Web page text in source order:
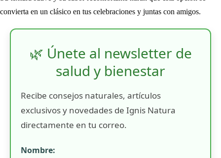
convierta en un clásico en tus celebraciones y juntas con amigos.
🌿 Únete al newsletter de
salud y bienestar
Recibe consejos naturales, artículos
exclusivos y novedades de Ignis Natura
directamente en tu correo.
Nombre: